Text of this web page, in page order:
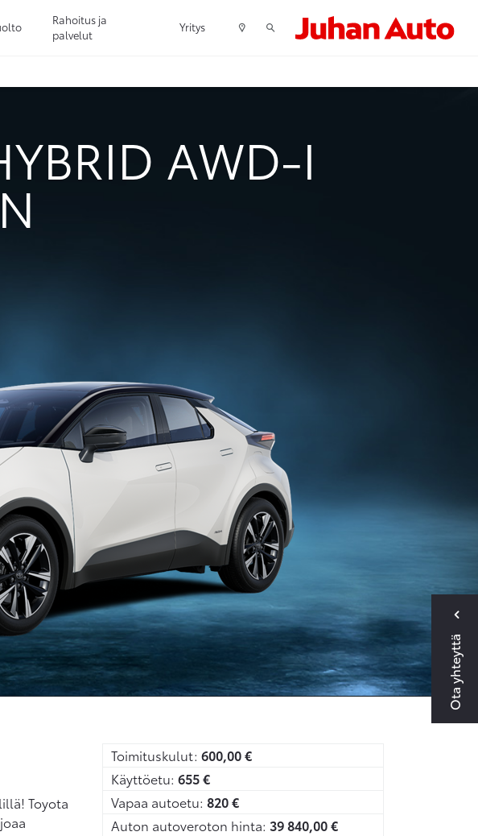
Rahoitus ja
palvelut
Yritys
Ota yhteyttä
AWD-I
Toyota
Toimituskulut: 600,00€
Käyttöetu: 655€
Vapaa autoetu: 820€
Auton autoveroton hinta: 39 840,00€